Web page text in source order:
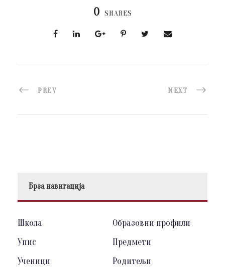
0 SHARES
PREV NEXT
Брза навигација
Школа
Образовни профили
Упис
Предмети
Ученици
Родитељи